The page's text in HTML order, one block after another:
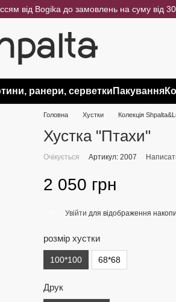
від Bogika до замовлень на суму від
ранери, серветки Пакування
Головна Хустки Колекція
Хустка "Птахи"
Очікується Артикул: 2007
2 050 грн
Увійти для відображення
розмір хустки
100*100 68*68
Друк